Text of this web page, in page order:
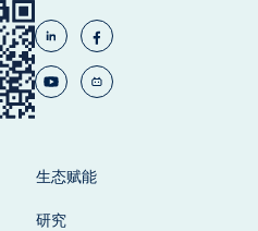
生态赋能
研究